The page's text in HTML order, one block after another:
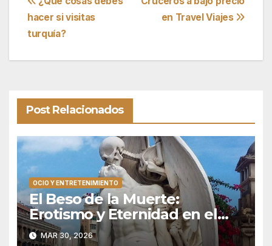
de
entradas
en Travel Viajes
hacer si visitas
turquía?
Post Relacionados
OCIO Y ENTRETENIMIENTO
El Beso de la Muerte:
Erotismo y Eternidad en el
Silencio de Poblenou
MAR 30, 2026